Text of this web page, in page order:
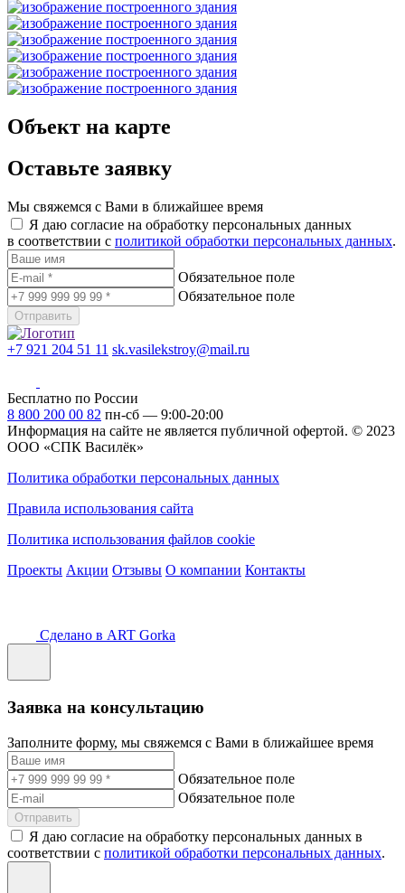
Объект на карте
Оставьте заявку
Мы свяжемся с Вами в ближайшее время
Я даю согласие на обработку персональных данных
в соответствии с политикой обработки персональных данных.
Обязательное поле
Обязательное поле
Отправить
+7 921 204 51 11 sk.vasilekstroy@mail.ru
Бесплатно по России
8 800 200 00 82 пн-сб — 9:00-20:00
Информация на сайте не является публичной офертой. © 2023
ООО «СПК Василёк»
Политика обработки персональных данных
Правила использования сайта
Политика использования файлов cookie
Проекты Акции Отзывы О компании Контакты
Сделано в ART Gorka
Заявка на консультацию
Заполните форму, мы свяжемся с Вами в ближайшее время
Обязательное поле
Обязательное поле
Отправить
Я даю согласие на обработку персональных данных в
соответствии с политикой обработки персональных данных.